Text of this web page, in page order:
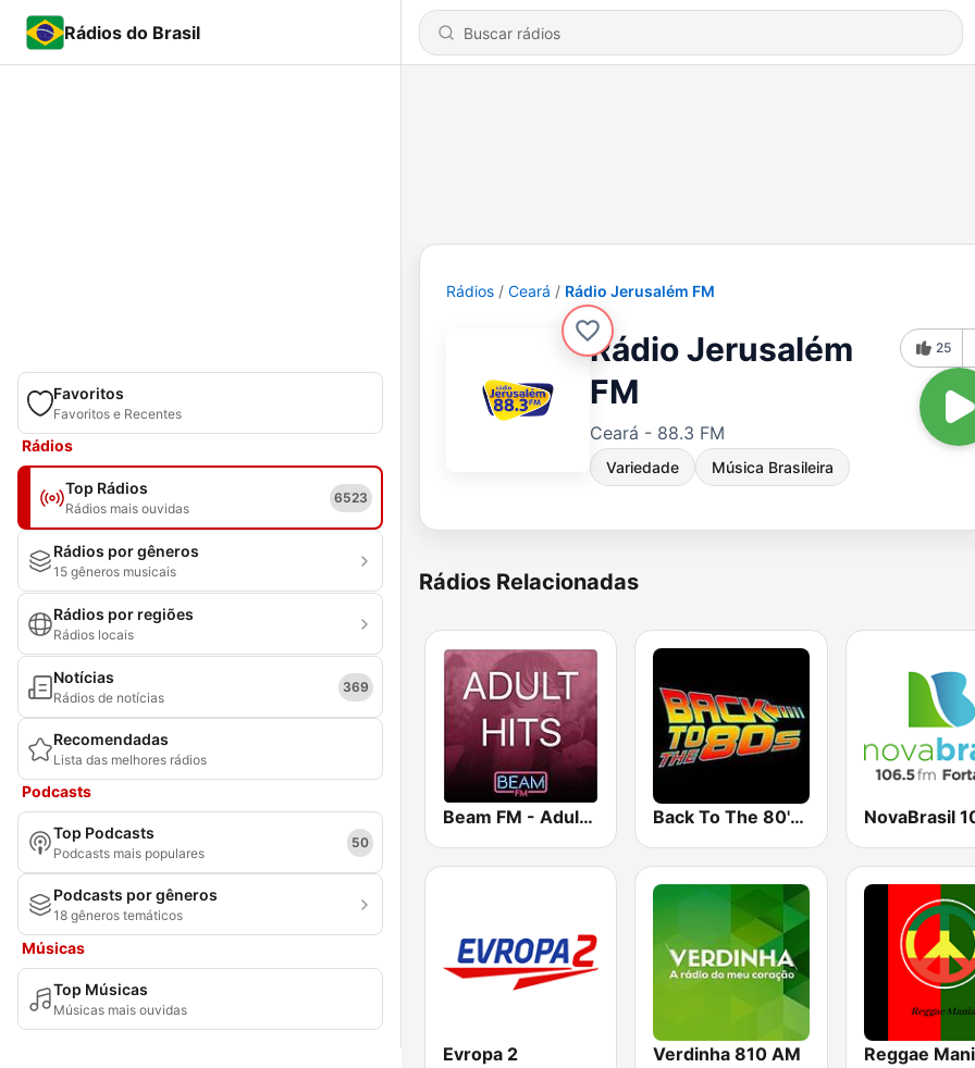
Rádios do Brasil
Favoritos
Favoritos e Recentes
Rádios
Top Rádios
Rádios mais ouvidas
6523
Rádios por gêneros
15 gêneros musicais
Rádios por regiões
Rádios locais
Notícias
Rádios de notícias
369
Recomendadas
Lista das melhores rádios
Podcasts
Top Podcasts
Podcasts mais populares
50
Podcasts por gêneros
18 gêneros temáticos
Músicas
Top Músicas
Músicas mais ouvidas
Rádios Ceará Rádio Jerusalém FM
Rádio Jerusalém
FM
Ceará - 88.3 FM
Variedade Música Brasileira
25
Rádios Relacionadas
Beam FM - Adult Hits Back To The 80's Radio
Evropa 2 Verdinha 810 AM Reggae